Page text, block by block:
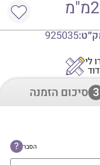
925035
לי
3 סיכום הזמנה
הסבר ?